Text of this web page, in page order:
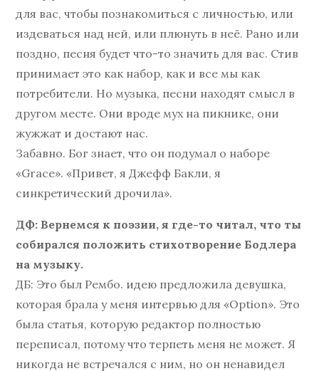
для вас, чтобы познакомиться с личностью, или
издеваться над ней, или плюнуть в неё. Рано или
поздно, песня будет что-то значить для вас. Стив
принимает это как набор, как и все мы как
потребители. Но музыка, песни находят смысл в
другом месте. Они вроде мух на пикнике, они
жужжат и достают нас.
Забавно. Бог знает, что он подумал о наборе
«Grace». «Привет, я Джефф Бакли, я
синкретический дрочила».
ДФ: Вернемся к поэзии, я где-то читал, что ты
собирался положить стихотворение Бодлера
на музыку.
ДБ: Это был Рембо. идею предложила девушка,
которая брала у меня интервью для «Option». Это
была статья, которую редактор полностью
переписал, потому что терпеть меня не может. Я
никогда не встречался с ним, но он ненавидел